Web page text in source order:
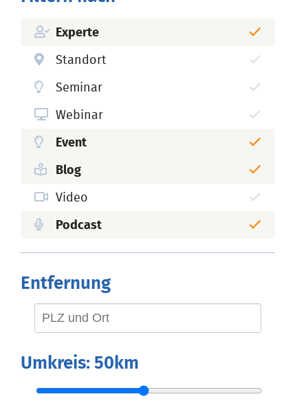
Experte
Standort
Seminar
Webinar
Event
Blog
Video
Podcast
Entfernung
Umkreis: 50km